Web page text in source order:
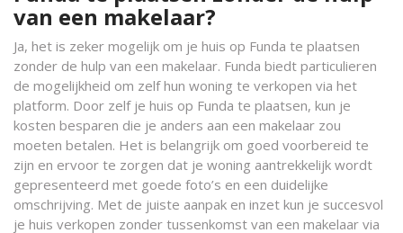
van een makelaar?
Ja, het is zeker mogelijk om je huis op Funda te plaatsen
zonder de hulp van een makelaar. Funda biedt particulieren
de mogelijkheid om zelf hun woning te verkopen via het
platform. Door zelf je huis op Funda te plaatsen, kun je
kosten besparen die je anders aan een makelaar zou
moeten betalen. Het is belangrijk om goed voorbereid te
zijn en ervoor te zorgen dat je woning aantrekkelijk wordt
gepresenteerd met goede foto’s en een duidelijke
omschrijving. Met de juiste aanpak en inzet kun je succesvol
je huis verkopen zonder tussenkomst van een makelaar via